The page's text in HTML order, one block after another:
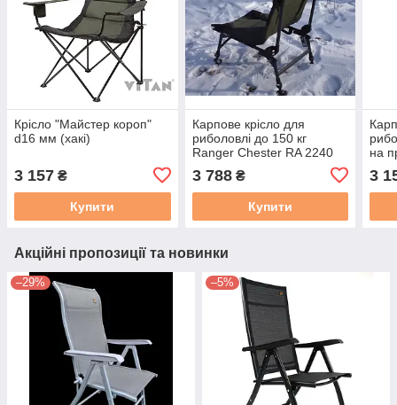
Крісло "Майстер короп"
d16 мм (хакі)
3 157 ₴
Купити
Карпове крісло для
риболовлі до 150 кг
Ranger Chester RA 2240
3 788₴
Купити
на
3
Акційні пропозиції та новинки
–29% –5%